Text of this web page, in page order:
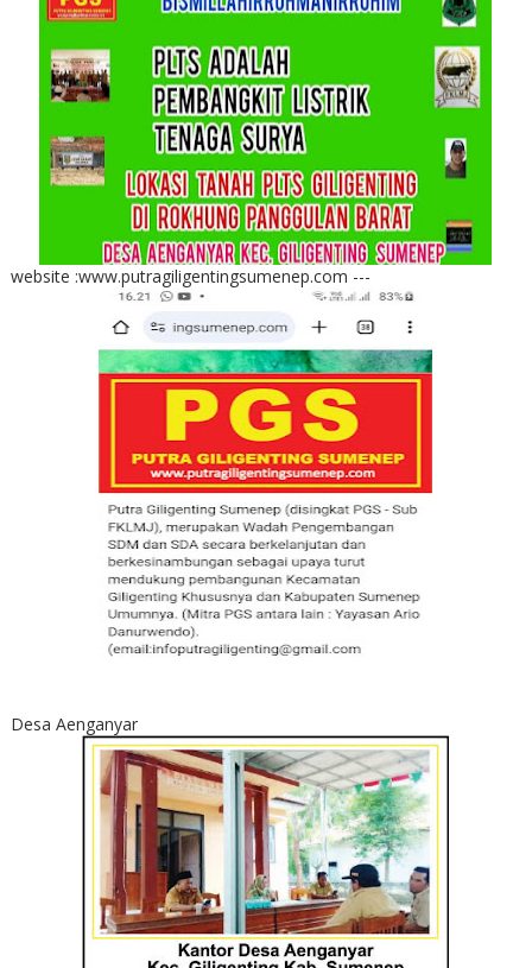
website :www.putragiligentingsumenep.com ---
Desa Aenganyar